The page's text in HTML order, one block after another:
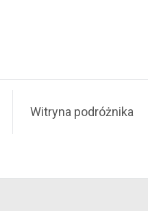
Witryna podróżnika